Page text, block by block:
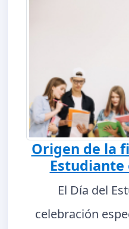
Origen de la
Estudiante
El Día del
celebración